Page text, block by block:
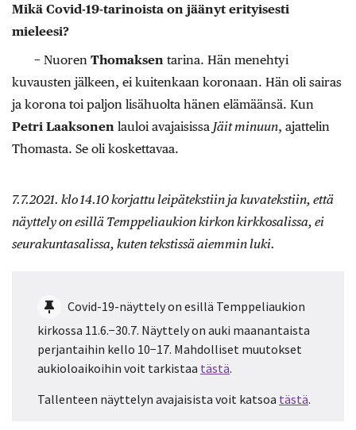
Mikä Covid-19-tarinoista on jäänyt erityisesti
mieleesi?
− Nuoren Thomaksen tarina. Hän menehtyi
kuvausten jälkeen, ei kuitenkaan koronaan. Hän oli sairas
ja korona toi paljon lisähuolta hänen elämäänsä. Kun
Petri Laaksonen lauloi avajaisissa Jäit minuun, ajattelin
Thomasta. Se oli koskettavaa.
7.7.2021. klo 14.10 korjattu leipätekstiin ja kuvatekstiin, että
näyttely on esillä Temppeliaukion kirkon kirkkosalissa, ei
seurakuntasalissa, kuten tekstissä aiemmin luki.
Covid-19-näyttely on esillä Temppeliaukion
kirkossa 11.6.−30.7. Näyttely on auki maanantaista
perjantaihin kello 10−17. Mahdolliset muutokset
aukioloaikoihin voit tarkistaa tästä.
Tallenteen näyttelyn avajaisista voit katsoa tästä.